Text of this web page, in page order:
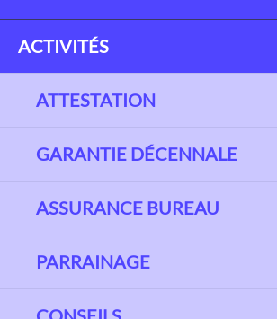
ACTIVITÉS
ATTESTATION
GARANTIE DÉCENNALE
ASSURANCE BUREAU
PARRAINAGE